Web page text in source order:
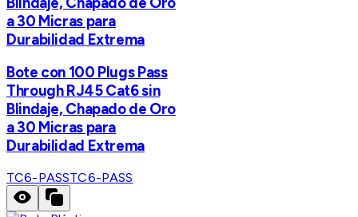
a 30 Micras para
Durabilidad Extrema
Bote con 100 Plugs Pass
Through RJ45 Cat6 sin
Blindaje, Chapado de Oro
a 30 Micras para
Durabilidad Extrema
TC6-PASSTC6-PASS